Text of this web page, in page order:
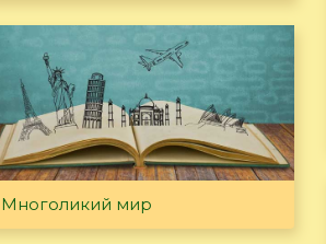
Многоликий мир